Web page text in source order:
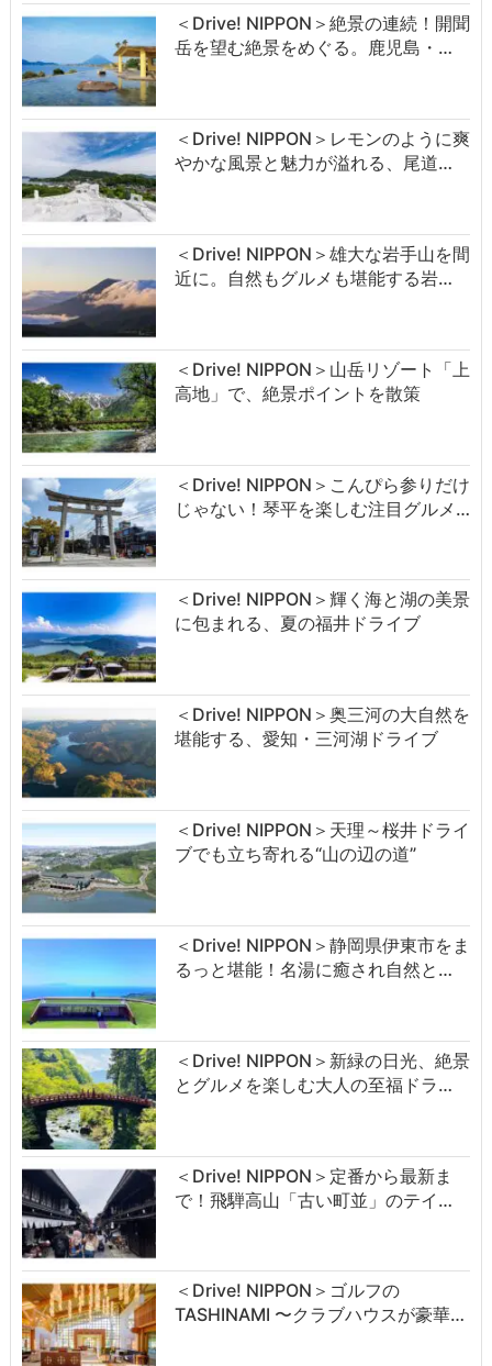
＜Drive! NIPPON＞絶景の連続！開聞
岳を望む絶景をめぐる。鹿児島・…
＜Drive! NIPPON＞レモンのように爽
やかな風景と魅力が溢れる、尾道…
＜Drive! NIPPON＞雄大な岩手山を間
近に。自然もグルメも堪能する岩…
＜Drive! NIPPON＞山岳リゾート「上
高地」で、絶景ポイントを散策
＜Drive! NIPPON＞こんぴら参りだけ
じゃない！琴平を楽しむ注目グルメ…
＜Drive! NIPPON＞輝く海と湖の美景
に包まれる、夏の福井ドライブ
＜Drive! NIPPON＞奥三河の大自然を
堪能する、愛知・三河湖ドライブ
＜Drive! NIPPON＞天理～桜井ドライ
ブでも立ち寄れる“山の辺の道”
＜Drive! NIPPON＞静岡県伊東市をま
るっと堪能！名湯に癒され自然と…
＜Drive! NIPPON＞新緑の日光、絶景
とグルメを楽しむ大人の至福ドラ…
＜Drive! NIPPON＞定番から最新ま
で！飛騨高山「古い町並」のテイ…
＜Drive! NIPPON＞ゴルフの
TASHINAMI 〜クラブハウスが豪華…